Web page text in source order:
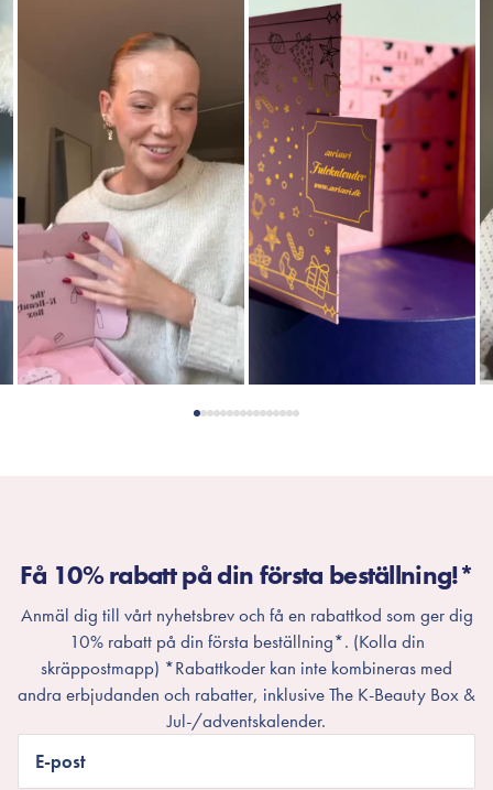
Få 10% rabatt på din första beställning!*
Anmäl dig till vårt nyhetsbrev och få en rabattkod som ger dig
10% rabatt på din första beställning*. (Kolla din
skräppostmapp) *Rabattkoder kan inte kombineras med
andra erbjudanden och rabatter, inklusive The K-Beauty Box &
Jul-/adventskalender.
E-post